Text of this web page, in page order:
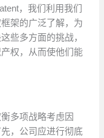
，我们利用我们
架的广泛了解，为
些多方面的挑战，
权，从而使他们能
多项战略考虑因
，公司应进行彻底